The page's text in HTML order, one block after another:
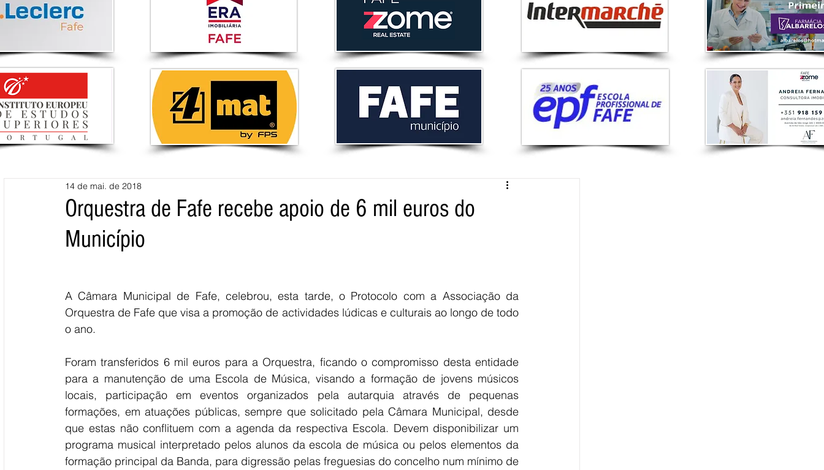
Orquestra de Fafe recebe apoio de 6 mil euros do
Município
14 de mai. de 2018
A Câmara Municipal de Fafe, celebrou, esta tarde, o Protocolo com a Associação da
Orquestra de Fafe que visa a promoção de actividades lúdicas e culturais ao longo de todo
o ano.
Foram transferidos 6 mil euros para a Orquestra, ficando o compromisso desta entidade
para a manutenção de uma Escola de Música, visando a formação de jovens músicos
locais, participação em eventos organizados pela autarquia através de pequenas
formações, em atuações públicas, sempre que solicitado pela Câmara Municipal, desde
que estas não conflituem com a agenda da respectiva Escola. Devem disponibilizar um
programa musical interpretado pelos alunos da escola de música ou pelos elementos da
formação principal da Banda, para digressão pelas freguesias do concelho num mínimo de